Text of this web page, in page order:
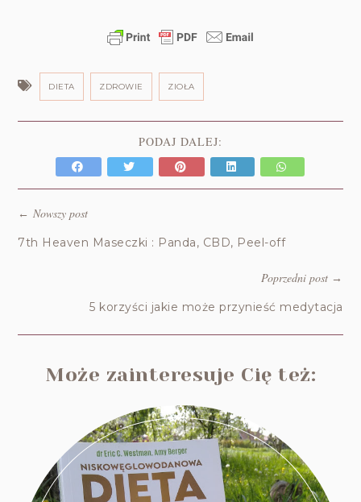
DIETA ZDROWIE ZIOŁA
PODAJ DALEJ:
←Nowszy post
7th Heaven Maseczki : Panda, CBD, Peel-off
Poprzedni post→
5 korzyści jakie może przynieść medytacja
Może zainteresuje Cię też: